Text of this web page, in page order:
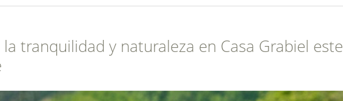
tranquilidad y naturaleza en Casa Grabiel este